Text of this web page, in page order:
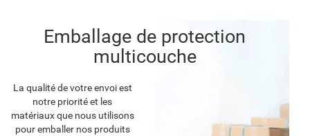
Emballage de protection
multicouche
La qualité de votre envoi est
notre priorité et les
matériaux que nous utilisons
pour emballer nos produits